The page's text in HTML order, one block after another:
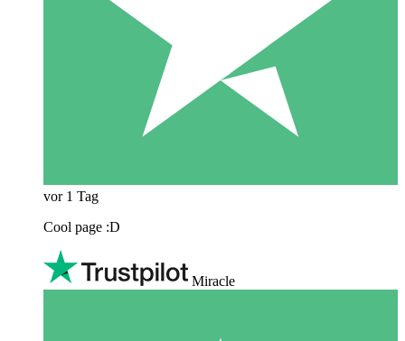
vor 1 Tag
Cool page :D
Miracle